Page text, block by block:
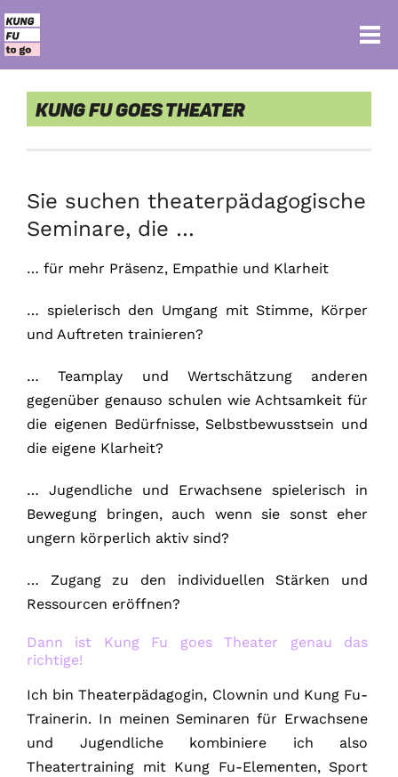
Kung Fu goes Theater
Sie suchen theaterpädagogische
Seminare, die …
… für mehr Präsenz, Empathie und Klarheit
… spielerisch den Umgang mit Stimme, Körper
und Auftreten trainieren?
… Teamplay und Wertschätzung anderen
gegenüber genauso schulen wie Achtsamkeit für
die eigenen Bedürfnisse, Selbstbewusstsein und
die eigene Klarheit?
… Jugendliche und Erwachsene spielerisch in
Bewegung bringen, auch wenn sie sonst eher
ungern körperlich aktiv sind?
… Zugang zu den individuellen Stärken und
Ressourcen eröffnen?
Dann ist Kung Fu goes Theater genau das
richtige!
Ich bin Theaterpädagogin, Clownin und Kung Fu-
Trainerin. In meinen Seminaren für Erwachsene
und Jugendliche kombiniere ich also
Theatertraining mit Kung Fu-Elementen, Sport